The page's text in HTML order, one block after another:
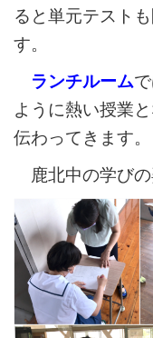
ると単元テスト
す。
ランチルーム
ように熱い授業
伝わってきます。
鹿北中の学びの